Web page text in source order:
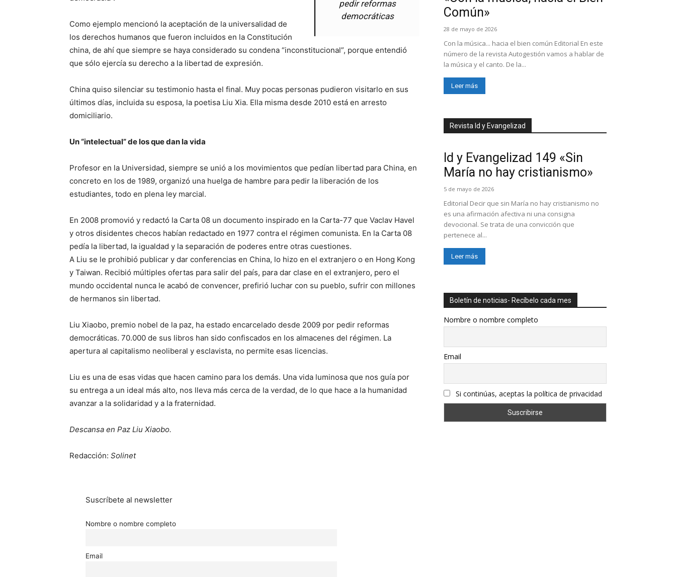
pedir reformas
democráticas
Como ejemplo mencionó la aceptación de la universalidad de
los derechos humanos que fueron incluidos en la Constitución
china, de ahí que siempre se haya considerado su condena “inconstitucional”, porque entendió
que sólo ejercía su derecho a la libertad de expresión.
China quiso silenciar su testimonio hasta el final. Muy pocas personas pudieron visitarlo en sus
últimos días, incluida su esposa, la poetisa Liu Xia. Ella misma desde 2010 está en arresto
domiciliario.
Un “intelectual” de los que dan la vida
Profesor en la Universidad, siempre se unió a los movimientos que pedían libertad para China, en
concreto en los de 1989, organizó una huelga de hambre para pedir la liberación de los
estudiantes, todo en plena ley marcial.
En 2008 promovió y redactó la Carta 08 un documento inspirado en la Carta-77 que Vaclav Havel
y otros disidentes checos habían redactado en 1977 contra el régimen comunista. En la Carta 08
pedía la libertad, la igualdad y la separación de poderes entre otras cuestiones.
A Liu se le prohibió publicar y dar conferencias en China, lo hizo en el extranjero o en Hong Kong
y Taiwan. Recibió múltiples ofertas para salir del país, para dar clase en el extranjero, pero el
mundo occidental nunca le acabó de convencer, prefirió luchar con su pueblo, sufrir con millones
de hermanos sin libertad.
Liu Xiaobo, premio nobel de la paz, ha estado encarcelado desde 2009 por pedir reformas
democráticas. 70.000 de sus libros han sido confiscados en los almacenes del régimen. La
apertura al capitalismo neoliberal y esclavista, no permite esas licencias.
Liu es una de esas vidas que hacen camino para los demás. Una vida luminosa que nos guía por
su entrega a un ideal más alto, nos lleva más cerca de la verdad, de lo que hace a la humanidad
avanzar a la solidaridad y a la fraternidad.
Descansa en Paz Liu Xiaobo.
Redacción: Solinet
Suscríbete al newsletter
Nombre o nombre completo
Email
Común»
28 de mayo de 2026
Con la música... hacia el bien común Editorial En este
número de la revista Autogestión vamos a hablar de
la música y el canto. De la...
Leer más
Revista Id y Evangelizad
Id y Evangelizad 149 «Sin
María no hay cristianismo»
5 de mayo de 2026
Editorial Decir que sin María no hay cristianismo no
es una afirmación afectiva ni una consigna
devocional. Se trata de una convicción que
pertenece al...
Leer más
Boletín de noticias- Recíbelo cada mes
Nombre o nombre completo
Email
Si continúas, aceptas la política de privacidad